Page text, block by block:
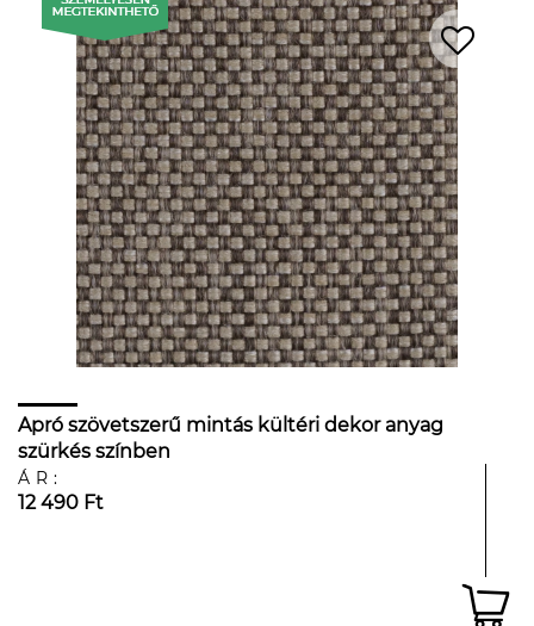
Apró szövetszerű mintás kültéri dekor anyag
szürkés színben
ÁR:
12 490 Ft